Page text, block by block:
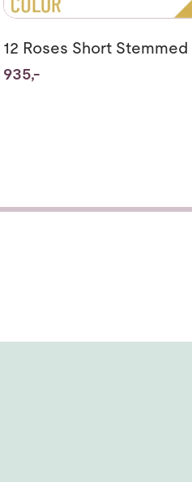
12 Roses Short Stemmed
935,-